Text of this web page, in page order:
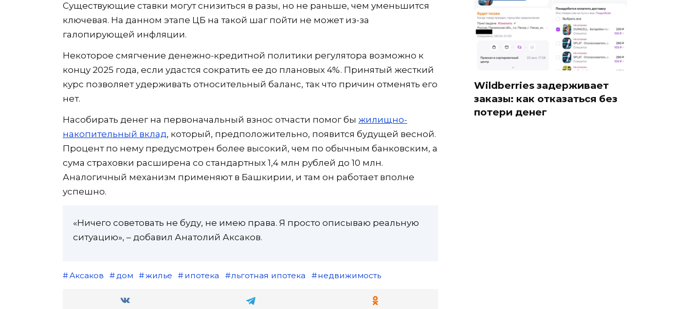
Существующие ставки могут снизиться в разы, но не раньше, чем уменьшится
ключевая. На данном этапе ЦБ на такой шаг пойти не может из-за
галопирующей инфляции.
Некоторое смягчение денежно-кредитной политики регулятора возможно к
концу 2025 года, если удастся сократить ее до плановых 4%. Принятый жесткий
курс позволяет удерживать относительный баланс, так что причин отменять его
нет.
Насобирать денег на первоначальный взнос отчасти помог бы жилищно-
накопительный вклад, который, предположительно, появится будущей весной.
Процент по нему предусмотрен более высокий, чем по обычным банковским, а
сума страховки расширена со стандартных 1,4 млн рублей до 10 млн.
Аналогичный механизм применяют в Башкирии, и там он работает вполне
успешно.
«Ничего советовать не буду, не имею права. Я просто описываю реальную
ситуацию», – добавил Анатолий Аксаков.
Аксаков дом жилье ипотека льготная ипотека недвижимость
Wildberries задерживает
заказы: как отказаться без
потери денег